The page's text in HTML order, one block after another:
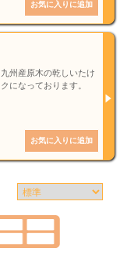
州産原木の乾しいたけ
になっております。